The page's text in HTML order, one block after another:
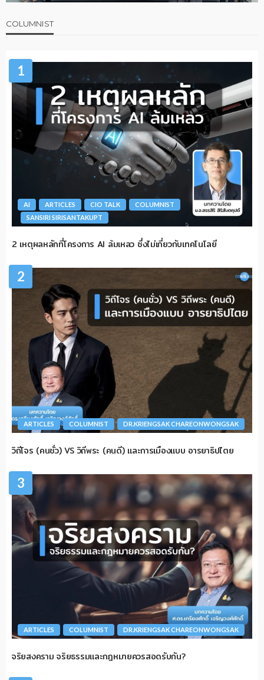
COLUMNIST
1
AI ARTICLES CIO TALK
COLUMNIST
SANSIRI SIRISANTAKUPT
2 เหตุผลหลักที่โครงการ AI ล้มเหลว ซึ่งไม่เกี่ยวกับเทคโนโลยี
2
ARTICLES COLUMNIST DR.KRIENGSAK CHAREONWONGSAK
วิถีโจร (คนชั่ว) VS วิถีพระ (คนดี) และการเมืองแบบ อารยาธิปไตย
3
ARTICLES COLUMNIST DR.KRIENGSAK CHAREONWONGSAK
จริยสงคราม จริยธรรมและกฎหมายควรสอดรับกัน?